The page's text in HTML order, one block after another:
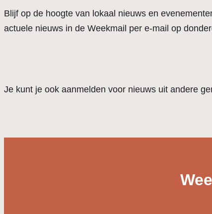
Blijf op de hoogte van lokaal nieuws en
actuele nieuws in de Weekmail per e-mail op
Je kunt je ook aanmelden voor nieuws uit andere